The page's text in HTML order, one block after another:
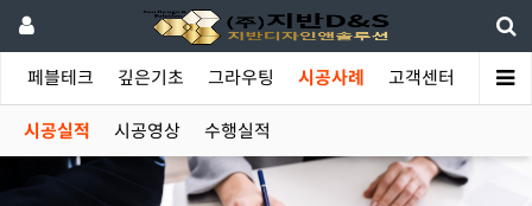
페블테크 깊은기초 그라우팅 시공사례 고객센터
시공실적 시공영상 수행실적